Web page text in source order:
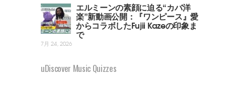
エルミーンの素顔に迫る“カバ洋
楽”新動画公開：『ワンピース』愛
からコラボしたFujii Kazeの印象ま
で
7月 24, 2026
uDiscover Music Quizzes